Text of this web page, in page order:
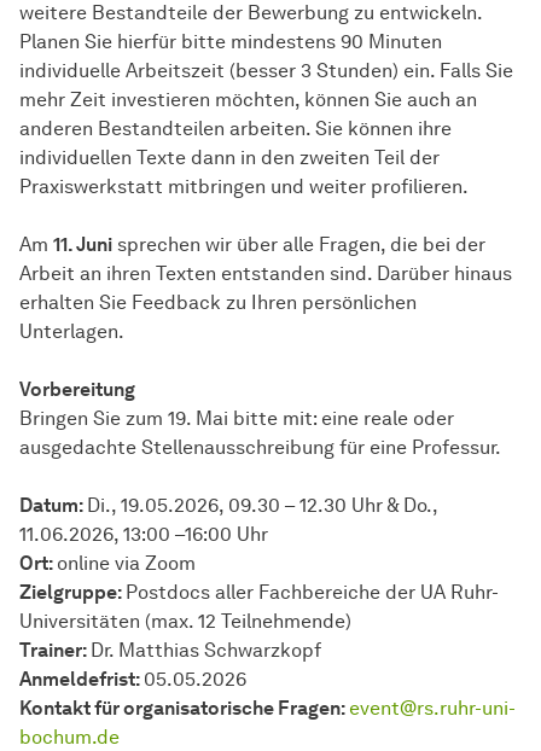
weitere Bestandteile der Bewerbung zu entwickeln.
Planen Sie hierfür bitte mindestens 90 Minuten
individuelle Arbeitszeit (besser 3 Stunden) ein. Falls Sie
mehr Zeit investieren möchten, können Sie auch an
anderen Bestandteilen arbeiten. Sie können ihre
individuellen Texte dann in den zweiten Teil der
Praxiswerkstatt mitbringen und weiter profilieren.
Am 11. Juni sprechen wir über alle Fragen, die bei der
Arbeit an ihren Texten entstanden sind. Darüber hinaus
erhalten Sie Feedback zu Ihren persönlichen
Unterlagen.
Vorbereitung
Bringen Sie zum 19. Mai bitte mit: eine reale oder
ausgedachte Stellenausschreibung für eine Professur.
Datum: Di., 19.05.2026, 09.30 – 12.30 Uhr & Do.,
11.06.2026, 13:00 –16:00 Uhr
Ort: online via Zoom
Zielgruppe: Postdocs aller Fachbereiche der UA Ruhr-
Universitäten (max. 12 Teilnehmende)
Trainer: Dr. Matthias Schwarzkopf
Anmeldefrist: 05.05.2026
Kontakt für organisatorische Fragen: event@rs.ruhr-uni-
bochum.de